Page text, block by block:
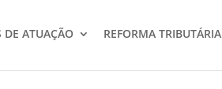
DE ATUAÇÃO REFORMA TRIBUTÁRIA